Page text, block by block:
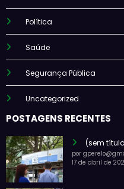
Política
Saúde
Segurança Pública
Uncategorized
POSTAGENS RECENTES
(sem
por
17 de abril de